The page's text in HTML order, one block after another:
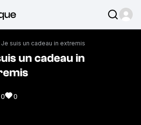
Je suis un cadeau in extremis
un cadeau in
0 0